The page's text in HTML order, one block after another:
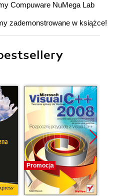
Compuware NuMega Lab
zademonstrowane w książce!
Promocja